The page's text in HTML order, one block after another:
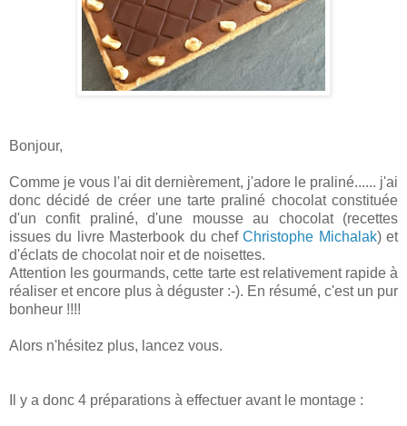
Bonjour,
Comme je vous l'ai dit dernièrement, j'adore le praliné...... j'ai
donc décidé de créer une tarte praliné chocolat constituée
d'un confit praliné, d'une mousse au chocolat (recettes
issues du livre Masterbook du chefChristophe Michalak) et
d'éclats de chocolat noir et de noisettes.
Attention les gourmands, cette tarte est relativement rapide à
réaliser et encore plus à déguster :-). En résumé, c'est un pur
bonheur !!!!
Alors n'hésitez plus, lancez vous.
Il y a donc 4 préparations à effectuer avant le montage :